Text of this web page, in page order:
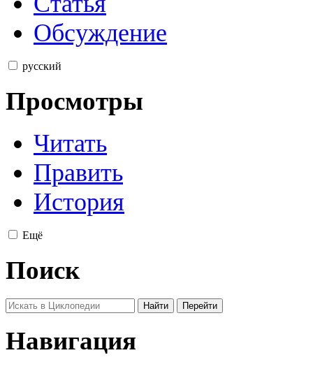
Обсуждение
русский
Просмотры
Читать
Править
История
Ещё
Поиск
Навигация